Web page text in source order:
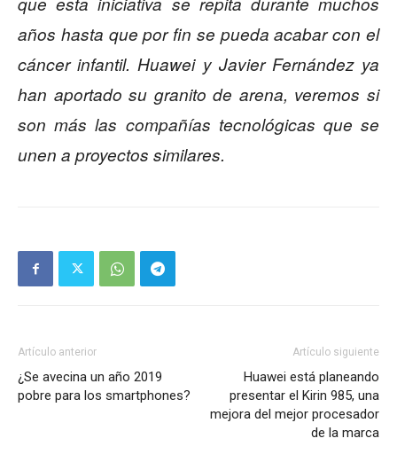
años hasta que por fin se pueda acabar con el
cáncer infantil. Huawei y Javier Fernández ya
han aportado su granito de arena, veremos si
son más las compañías tecnológicas que se
unen a proyectos similares.
Artículo anterior
¿Se avecina un año 2019
pobre para los smartphones?
Artículo siguiente
Huawei está planeando
presentar el Kirin 985, una
mejora del mejor procesador
de la marca